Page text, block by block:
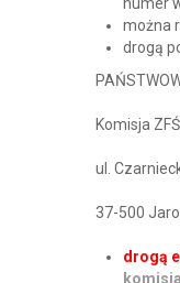
można
drogą
Komisja
ul.
37-500
drogą